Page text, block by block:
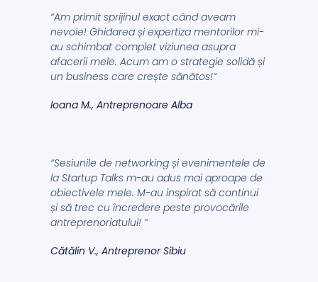
“Am primit sprijinul exact când aveam
nevoie! Ghidarea și expertiza mentorilor mi-
au schimbat complet viziunea asupra
afacerii mele. Acum am o strategie solidă și
un business care crește sănătos!”
Ioana M., Antreprenoare Alba
“Sesiunile de networking și evenimentele de
la Startup Talks m-au adus mai aproape de
obiectivele mele. M-au inspirat să continui
și să trec cu încredere peste provocările
antreprenoriatului! ”
Cătălin V., Antreprenor Sibiu